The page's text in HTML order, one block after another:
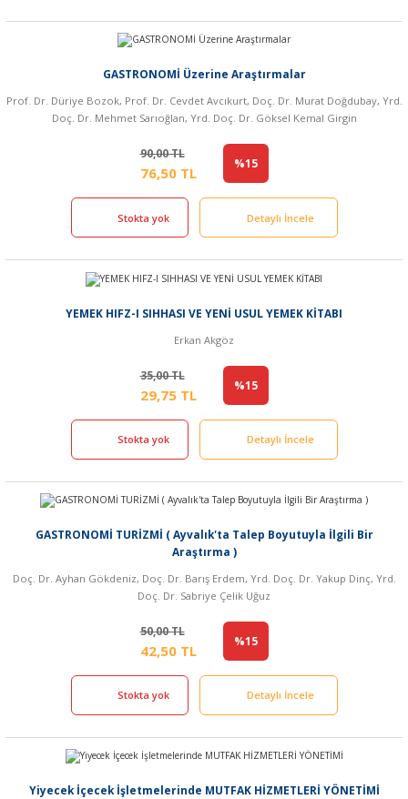
GASTRONOMİ Üzerine Araştırmalar
Prof. Dr. Düriye Bozok, Prof. Dr. Cevdet Avcıkurt, Doç. Dr. Murat Doğdubay, Yrd.
Doç. Dr. Mehmet Sarıoğlan, Yrd. Doç. Dr. Göksel Kemal Girgin
90,00 TL
76,50 TL
%15
Stokta yok Detaylı İncele
YEMEK HIFZ-I SIHHASI VE YENİ USUL YEMEK KİTABI
Erkan Akgöz
35,00 TL
29,75 TL
%15
Stokta yok Detaylı İncele
GASTRONOMİ TURİZMİ ( Ayvalık'ta Talep Boyutuyla İlgili Bir
Araştırma )
Doç. Dr. Ayhan Gökdeniz, Doç. Dr. Barış Erdem, Yrd. Doç. Dr. Yakup Dinç, Yrd.
Doç. Dr. Sabriye Çelik Uğuz
50,00 TL
42,50 TL
%15
Stokta yok Detaylı İncele
Yiyecek İçecek İşletmelerinde MUTFAK HİZMETLERİ YÖNETİMİ